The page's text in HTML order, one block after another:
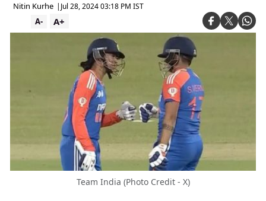
Nitin Kurhe | Jul 28, 2024 03:18 PM IST
A+
A-
Team India (Photo Credit - X)